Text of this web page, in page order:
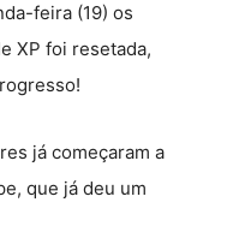
feira (19) os
XP foi resetada,
já começaram a
que já deu um